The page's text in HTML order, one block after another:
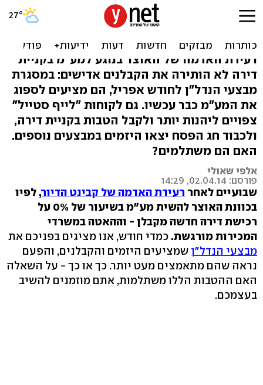
1 באפריל? מבצעים חדשים על
קניית דירות
רעידת האדמה של האוצר בנוגע למע"מ בקניית
דירה לא הותירה את הקבלנים אדישים: במסגרת
מבצעי הנדל"ן לחודש אפריל, הם מציעים לספוג
את המע"מ כבר עכשיו. גם לקוחות "לייף סטייל"
צפויים ליהנות יותר ולקבל הטבות בקניית דירה,
ולכבוד חג הפסח יצאו היזמים במבצעים נוספים.
האם הם משתלמים?
אלפי שאולי
פורסם: 02.04.14, 14:29
שבועיים לאחר רעידת האדמה של קבינט הדיור, לפיו
בכוונת האוצר להשית מע"מ בשיעור של 0% על
רכישת דירה חדשה מקבלן - וההאטה במשרדי
המכירות מורגשת. כמדי חודש, אנו מציגים בפניכם את
מבצעי הנדל"ן שמציעים היזמים והקבלנים, והפעם
נראה שהם מתאמצים מעט יותר. כך או כך - על השאלה
האם ההטבות הללו משתלמות, אתם מוזמנים להשיב
בעצמכם.